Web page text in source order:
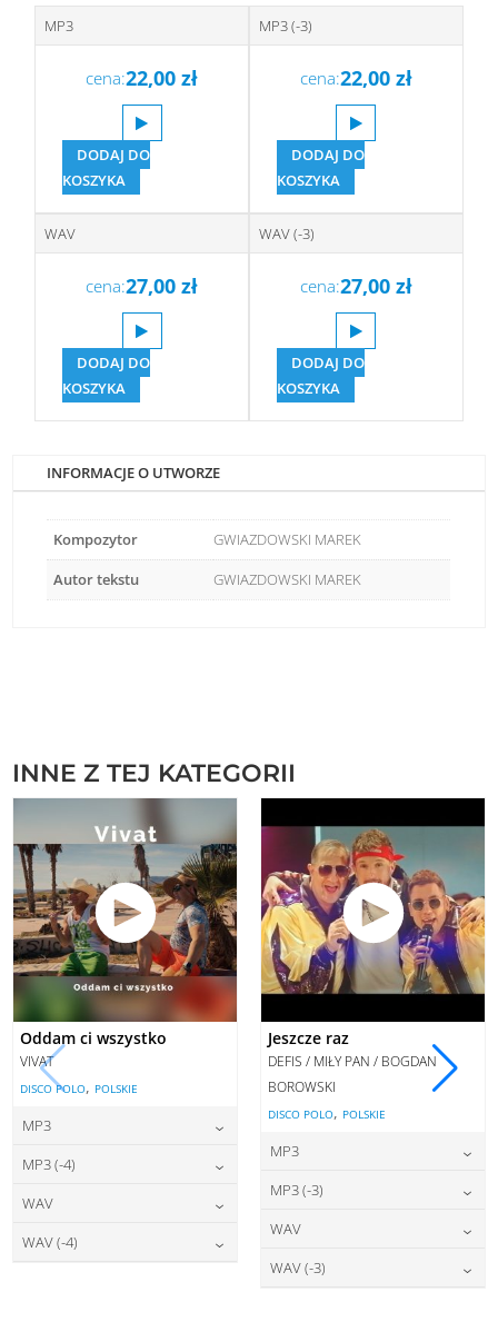
MP3
cena:22,00zł
DODAJ DO
KOSZYKA
MP3 (-3)
cena:22,00 zł
DODAJ DO
KOSZYKA
WAV
cena:27,00zł
DODAJ DO
KOSZYKA
WAV (-3)
cena:27,00 zł
DODAJ DO
KOSZYKA
INFORMACJE O UTWORZE
Kompozytor
GWIAZDOWSKI MAREK
Autor tekstu
GWIAZDOWSKI MAREK
INNE Z TEJ KATEGORII
Oddam ci wszystko
VIVAT
DISCO POLO, POLSKIE
MP3
cena:
DODAJ DO KOSZYKA
MP3 (-4)
DODAJ DO KOSZYKA
WAV
cena:
WAV (-4)
Jeszcze raz
DEFIS / MIŁY PAN / BOGDAN
BOROWSKI
DISCO POLO, POLSKIE
MP3
cena:
DODAJ DO KOSZYKA
MP3 (-3)
DODAJ DO KOSZYKA
WAV
cena:
WAV (-3)